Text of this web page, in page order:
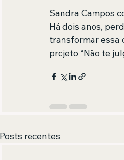
Sandra Campos
Há dois anos,
transformar essa
projeto “Não te
Posts recentes